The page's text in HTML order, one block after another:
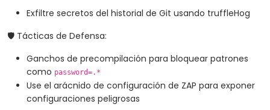
Exfiltre secretos del historial de Git usando truffleHog
🛡️ Tácticas de Defensa:
Ganchos de precompilación para bloquear patrones
como password=.*
Use el arácnido de configuración de ZAP para exponer
configuraciones peligrosas